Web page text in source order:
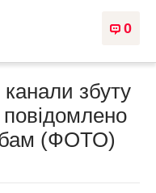
0
канали збуту
повідомлено
(ФОТО)